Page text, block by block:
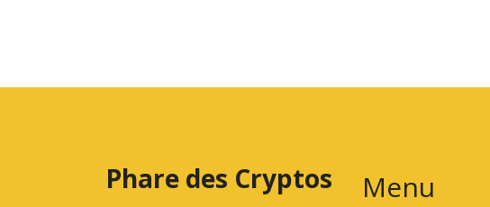
Phare des Cryptos Menu